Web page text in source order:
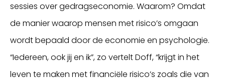
sessies over gedragseconomie. Waarom? Omdat
de manier waarop mensen met risico’s omgaan
wordt bepaald door de economie en psychologie.
“Iedereen, ook jij en ik”, zo vertelt Doff, “krijgt in het
leven te maken met financiële risico’s zoals die van